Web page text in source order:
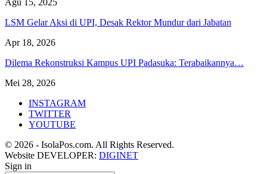
LSM Gelar Aksi di UPI, Desak Rektor Mundur dari Jabatan
Apr 18, 2026
Dilema Rekonstruksi Kampus UPI Padasuka: Terabaikannya…
Mei 28, 2026
INSTAGRAM
TWITTER
YOUTUBE
© 2026 - IsolaPos.com. All Rights Reserved.
Website DEVELOPER: DIGINET
Sign in